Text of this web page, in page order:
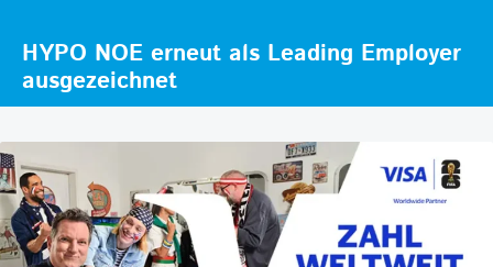
HYPO NOE erneut als Leading Employer
ausgezeichnet